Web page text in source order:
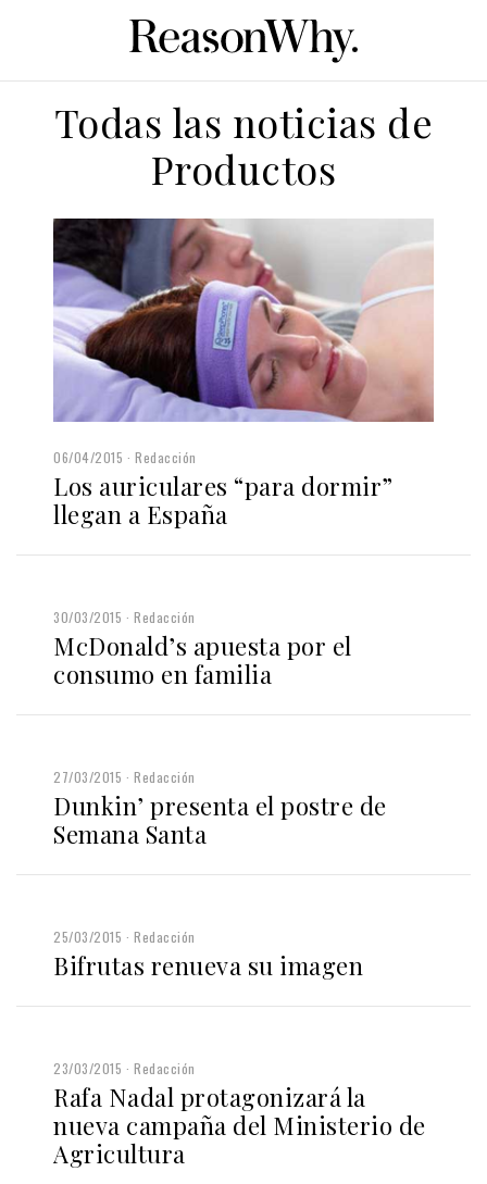
Todas las noticias de
Productos
06/04/2015 Redacción
Los auriculares “para dormir”
llegan a España
30/03/2015 Redacción
McDonald’s apuesta por el
consumo en familia
27/03/2015 Redacción
Dunkin’ presenta el postre de
Semana Santa
25/03/2015 Redacción
Bifrutas renueva su imagen
23/03/2015 Redacción
Rafa Nadal protagonizará la
nueva campaña del Ministerio de
Agricultura